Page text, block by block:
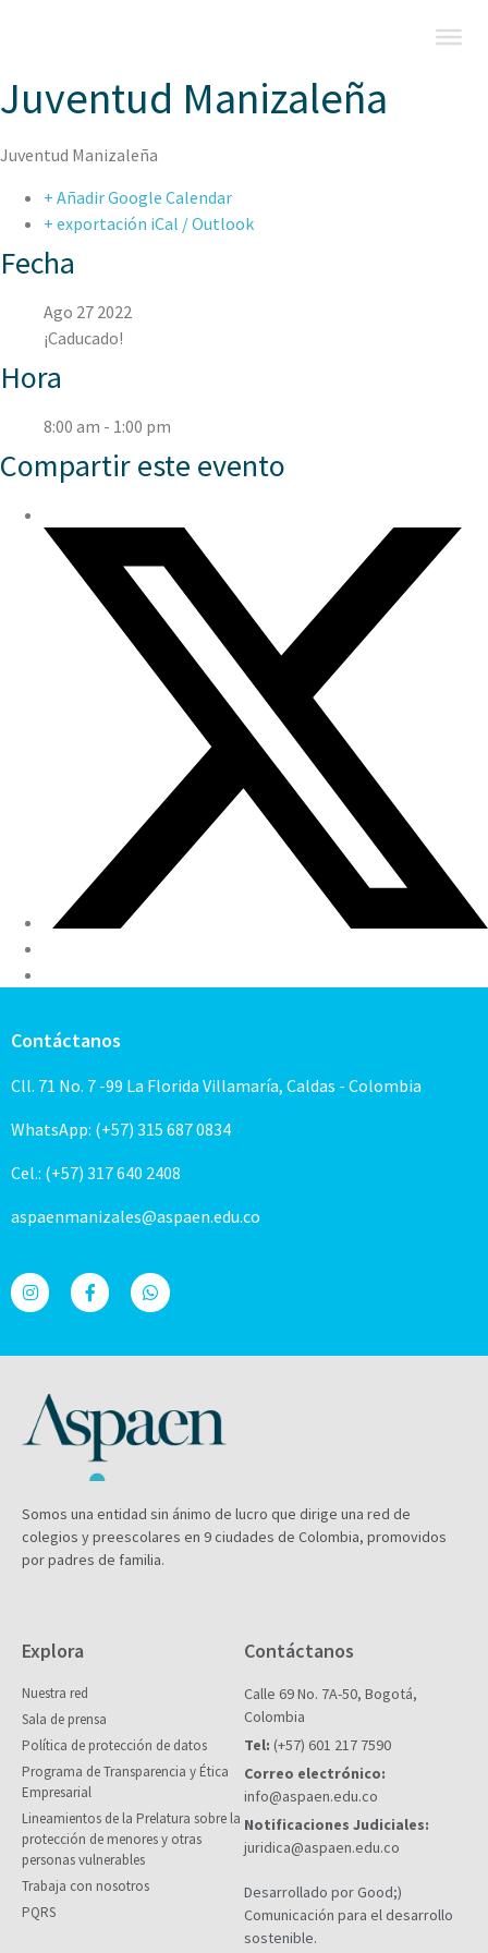
Juventud Manizaleña
Juventud Manizaleña
+ Añadir Google Calendar
+ exportación iCal / Outlook
Fecha
Ago 27 2022
¡Caducado!
Hora
8:00 am - 1:00 pm
Compartir este evento
Contáctanos
Cll. 71 No. 7 -99 La Florida Villamaría, Caldas - Colombia
WhatsApp: (+57) 315 687 0834
Cel.: (+57) 317 640 2408
aspaenmanizales@aspaen.edu.co
Somos una entidad sin ánimo de lucro que dirige una red de
colegios y preescolares en 9 ciudades de Colombia, promovidos
por padres de familia.
Explora
Nuestra red
Sala de prensa
Política de protección de datos
Programa de Transparencia y Ética
Empresarial
Lineamientos de la Prelatura sobre la
protección de menores y otras
personas vulnerables
Trabaja con nosotros
PQRS
Contáctanos
Calle 69 No. 7A-50, Bogotá,
Colombia
Tel: (+57) 601 217 7590
Correo electrónico:
info@aspaen.edu.co
Notificaciones Judiciales:
juridica@aspaen.edu.co
Desarrollado por Good;)
Comunicación para el desarrollo
sostenible.